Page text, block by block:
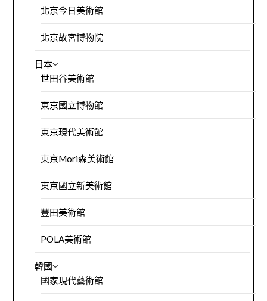
北京今日美術館
北京故宮博物院
日本
世田谷美術館
東京國立博物館
東京現代美術館
東京Mori森美術館
東京國立新美術館
豐田美術館
POLA美術館
韓國
國家現代藝術館